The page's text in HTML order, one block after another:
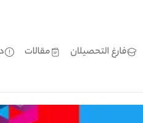
فارغ التحصیلان مقالات